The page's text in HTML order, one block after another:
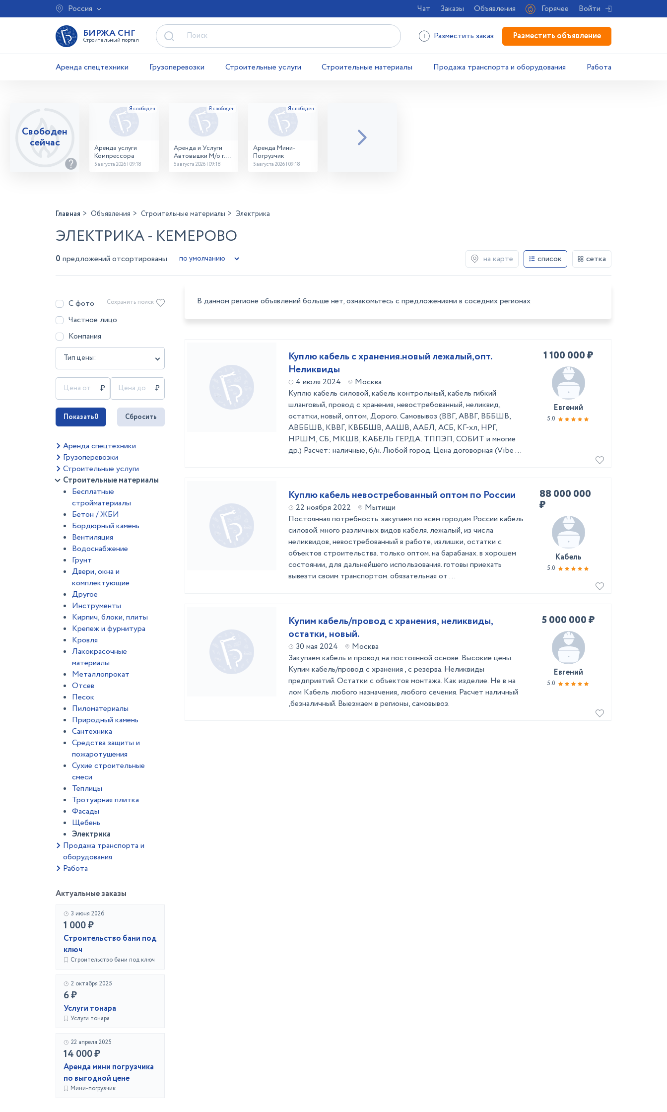
Россия Чат Заказы Объявления Горячее Войти
БИРЖА СНГ
Строительный портал Разместить заказ Разместить объявление
Аренда спецтехники Грузоперевозки Строительные услуги Строительные материалы Продажа транспорта и оборудования Работа
Свободен
сейчас
Аренда услуги
Компрессора
5 августа 2026 | 09:18
Аренда и Услуги
Автовышки М/о г.
Домодедово
5 августа 2026 | 09:18
Аренда Мини-
Погрузчик
5 августа 2026 | 09:18
Главная Объявления Строительные материалы Электрика
ЭЛЕКТРИКА - КЕМЕРОВО
0 предложений отсортированы на карте список сетка
С фото
Частное лицо
Компания
Тип цены:
Сохранить поиск
Показать0 Сбросить
Аренда спецтехники
Грузоперевозки
Строительные услуги
Строительные материалы
Бесплатные
стройматериалы
Бетон / ЖБИ
Бордюрный камень
Вентиляция
Водоснабжение
Грунт
Двери, окна и
комплектующие
Другое
Инструменты
Кирпич, блоки, плиты
Крепеж и фурнитура
Кровля
Лакокрасочные
материалы
Металлопрокат
Отсев
Песок
Пиломатериалы
Природный камень
Сантехника
Средства защиты и
пожаротушения
Сухие строительные
смеси
Теплицы
Тротуарная плитка
Фасады
Щебень
Электрика
Продажа транспорта и
оборудования
Работа
Актуальные заказы
3 июня 2026
1 000 ₽
Строительство бани под
ключ
Строительство бани под ключ
2 октября 2025
6 ₽
Услуги тонара
Услуги тонара
22 апреля 2025
14 000 ₽
Аренда мини погрузчика
по выгодной цене
Мини-погрузчик
В данном регионе объявлений больше нет, ознакомьтесь с предложениями в соседних регионах
Kyплю кабель c хранения.новый лежалый,опт.
Неликвиды
4 июля 2024
Москва
Куплю кабель силовой, кабель контрольный, кабель гибкий
шланговый, провод с хранения, невостребованный, неликвид,
остатки, новый, оптом, Дорого. Самовывоз (ВВГ, АВВГ, ВББШВ,
АВББШВ, КВВГ, КВББШВ, ААШВ, ААБЛ, АСБ, КГ-хл, НРГ,
НРШМ, СБ, МКШВ, КАБЕЛЬ ГЕРДА. ТППЭП, СОБИТ и многие
др.) Расчет: наличные, б/н. Любой город. Цена договорная (Vibe ...
1 100 000 ₽
Евгений
5.0
Куплю кабель невостребованный оптом по России
22 ноября 2022
Мытищи
Постоянная потребность. закупаем по всем городам России кабель
силовой. много различных видов кабеля. лежалый, из числа
неликвидов, невостребованный в работе, излишки, остатки с
объектов строительства. только оптом. на барабанах. в хорошем
состоянии, для дальнейшего использования. готовы приехать
вывезти своим транспортом. обязательная от ...
88 000 000
₽
Кабель
5.0
Купим кабель/провод с хранения, неликвиды,
остатки, новый.
30 мая 2024
Москва
Закупаем кабель и провод на постоянной основе. Высокие цены.
Купим кабель/провод с хранения , с резерва. Неликвиды
предприятий. Остатки с объектов монтажа. Как изделие. Не в на
лом Кабель любого назначения, любого сечения. Расчет наличный
,безналичный. Выезжаем в регионы, самовывоз.
5 000 000 ₽
Евгений
5.0